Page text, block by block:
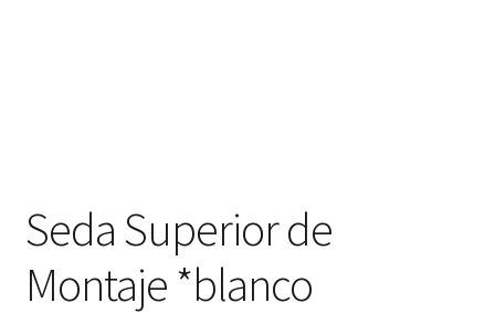
Seda Superior de
Montaje *blanco